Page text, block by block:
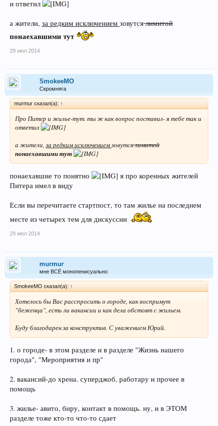
и ответил
а жители, за редким исключением зовутсялимитой
понаехавшими тут
29 июл 2014
SmokeeMO
Скромняга
murmur сказал(а): ↑
Про Питер и жилье-тут. ты ж как вопрос поставил- я тебе так и
ответил
а жители, за редким исключениемзовутсялимитой
понаехавшими тут
понаехавшие то понятно
я про коренных жителей
Питера имел в виду
Если вы перечитаете стартпост, то там жилье на последнем
месте из четырех тем для дискуссии
29 июл 2014
murmur
мне ВСЁ монопенисуально
SmokeeMO сказал(а): ↑
Хотелось бы Вас расспросить о городе, как воспримут
"беженца", есть ли вакансии и как дела обстоят с жильем.
Буду благодарен за конструктив. С уважением Юрий.
1. о городе- в этом разделе и в разделе "Жизнь нашего
города", "Мероприятия и пр"
2. вакансий-до хрена. суперджоб, работару и прочее в
помощь
3. жилье- авито, бнру, контакт в помощь. ну, и в ЭТОМ
разделе тоже кто-то что-то сдает